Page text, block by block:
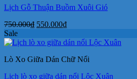
Lịch Gỗ Thuận Buồm Xuôi Gió
750.000₫ Giá
là:
550.000₫Giá
tại
550.000₫.
Sale
Lò Xo Giữa Dán Chữ Nổi
Lịch lò xo giữa dán nổi Lộc Xuân